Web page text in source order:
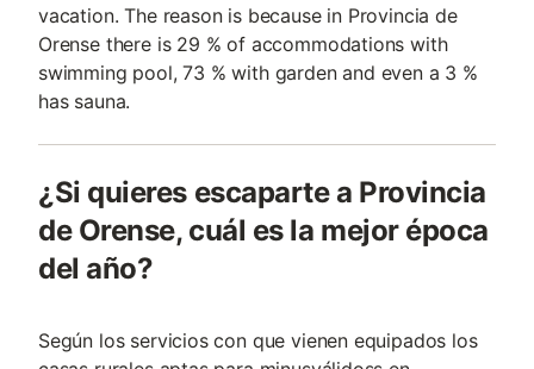
vacation. The reason is because in Provincia de
Orense there is 29 % of accommodations with
swimming pool, 73 % with garden and even a 3 %
has sauna.
¿Si quieres escaparte a Provincia
de Orense, cuál es la mejor época
del año?
Según los servicios con que vienen equipados los